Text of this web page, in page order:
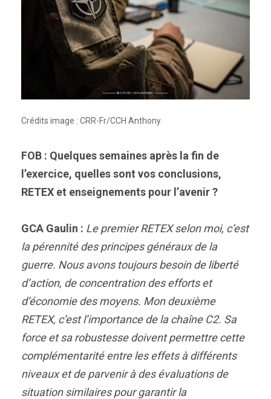
Crédits image : CRR-Fr/CCH Anthony
FOB : Quelques semaines après la fin de
l’exercice, quelles sont vos conclusions,
RETEX et enseignements pour l’avenir ?
GCA Gaulin : Le premier RETEX selon moi, c’est
la pérennité des principes généraux de la
guerre. Nous avons toujours besoin de liberté
d’action, de concentration des efforts et
d’économie des moyens. Mon deuxième
RETEX, c’est l’importance de la chaîne C2. Sa
force et sa robustesse doivent permettre cette
complémentarité entre les effets à différents
niveaux et de parvenir à des évaluations de
situation similaires pour garantir la